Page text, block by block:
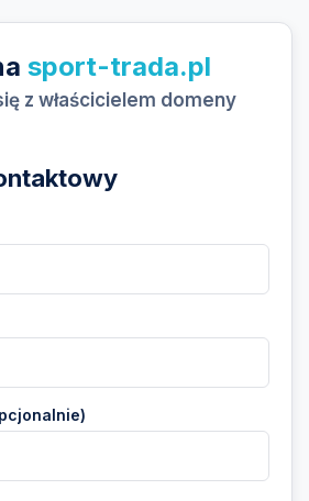
sport-trada.pl
z właścicielem domeny